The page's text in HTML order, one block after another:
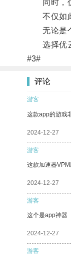
同时，优
不仅如此
无论是个
选择优云
#3#
评论
游客
这款app的游戏
2024-12-27
游客
这款加速器
2024-12-27
游客
这个是app神器
2024-12-27
游客